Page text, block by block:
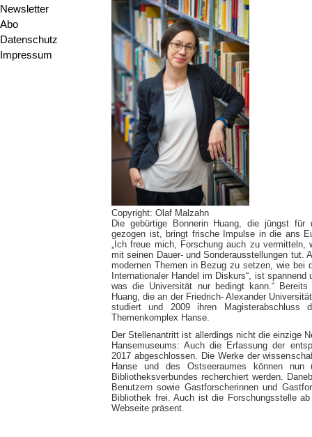
Newsletter
Abo
Datenschutz
Impressum
Copyright: Olaf Malzahn
Die gebürtige Bonnerin Huang, die jüngst
gezogen ist, bringt frische Impulse in die ans
„Ich freue mich, Forschung auch zu
mit seinen Dauer- und Sonderausstellungen tut.
modernen Themen in Bezug zu setzen, wie bei
Internationaler Handel im Diskurs“, ist
was die Universität nur bedingt kann.“
Huang, die an der Friedrich- Alexander
studiert und 2009 ihren Magisterabschluss
Themenkomplex Hanse.
Der Stellenantritt ist allerdings nicht die einzige
Hansemuseums: Auch die Erfassung der
2017 abgeschlossen. Die Werke der
Hanse und des Ostseeraumes können nun
Bibliotheksverbundes recherchiert werden.
Benutzern sowie Gastforscherinnen und
Bibliothek frei. Auch ist die Forschungsstelle
Webseite präsent.